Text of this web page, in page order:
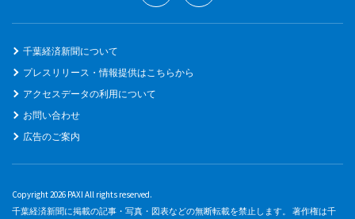
千葉経済新聞について
プレスリリース・情報提供はこちらから
アクセスデータの利用について
お問い合わせ
広告のご案内
Copyright 2026 PAXI All rights reserved.
千葉経済新聞に掲載の記事・写真・図表などの無断転載を禁止します。 著作権は千